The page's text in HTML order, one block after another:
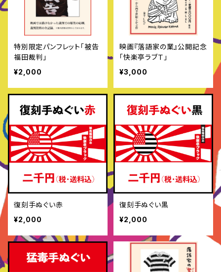
特別限定パンフレット「被告
福田裁判」
¥2,000
映画『落語家の業』公開記念
「快楽亭ラブＴ」
¥3,000
復刻手ぬぐい赤
¥2,000
復刻手ぬぐい黒
¥2,000